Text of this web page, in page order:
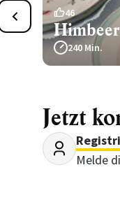
46
240 Min.
Jetzt
Melde